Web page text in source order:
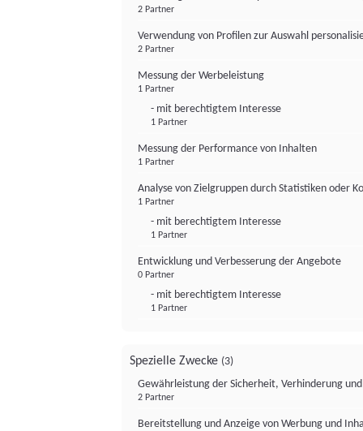
2 Partner
Verwendung von Profilen zur Auswahl
2 Partner
Messung der Werbeleistung
1 Partner
- mit berechtigtem Interesse
1 Partner
Messung der Performance von Inhalten
1 Partner
Analyse von Zielgruppen durch Statistiken oder
1 Partner
- mit berechtigtem Interesse
1 Partner
Entwicklung und Verbesserung der Angebote
0 Partner
- mit berechtigtem Interesse
1 Partner
Spezielle Zwecke (3)
Gewährleistung der Sicherheit, Verhinderung
2 Partner
Bereitstellung und Anzeige von Werbung und